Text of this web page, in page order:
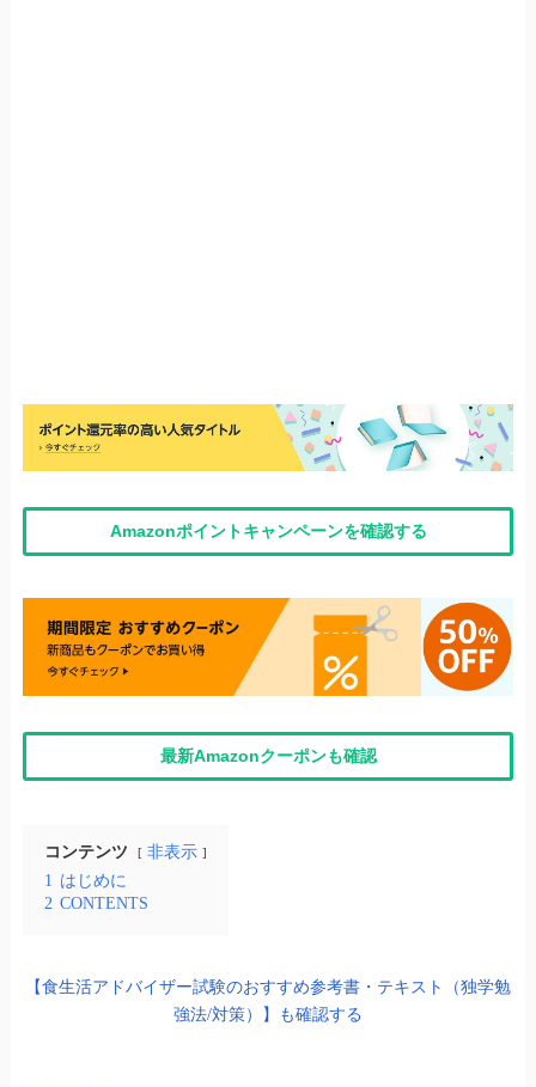
Amazonポイントキャンペーンを確認する
最新Amazonクーポンも確認
コンテンツ
非表示
1 はじめに
2 CONTENTS
【食生活アドバイザー試験のおすすめ参考書・テキスト（独学勉
強法/対策）】も確認する